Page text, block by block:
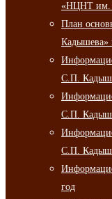
«НЦНТ им.
План
Кадышева»
С.П.
С.П.
С.П.
год